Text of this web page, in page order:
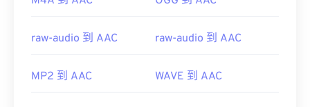
raw-audio 到 AAC raw-audio 到 AAC
MP2 到 AAC WAVE 到 AAC